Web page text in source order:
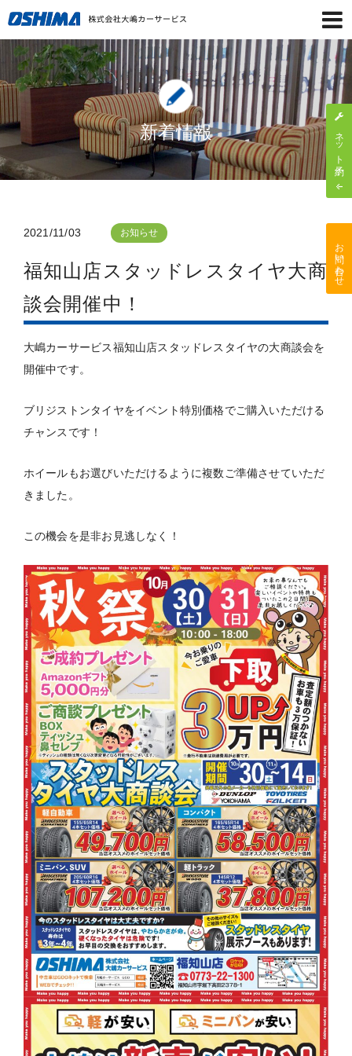
新着情報
2021/11/03 お知らせ
福知山店スタッドレスタイヤ大商
談会開催中！
大嶋カーサービス福知山店スタッドレスタイヤの大商談会を
開催中です。
ブリジストンタイヤをイベント特別価格でご購入いただける
チャンスです！
ホイールもお選びいただけるように複数ご準備させていただ
きました。
この機会を是非お見逃しなく！
ネット予約
お問い合わせ